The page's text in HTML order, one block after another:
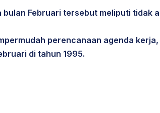
Februari tersebut meliputi tidak
perencanaan agenda
di tahun 1995.